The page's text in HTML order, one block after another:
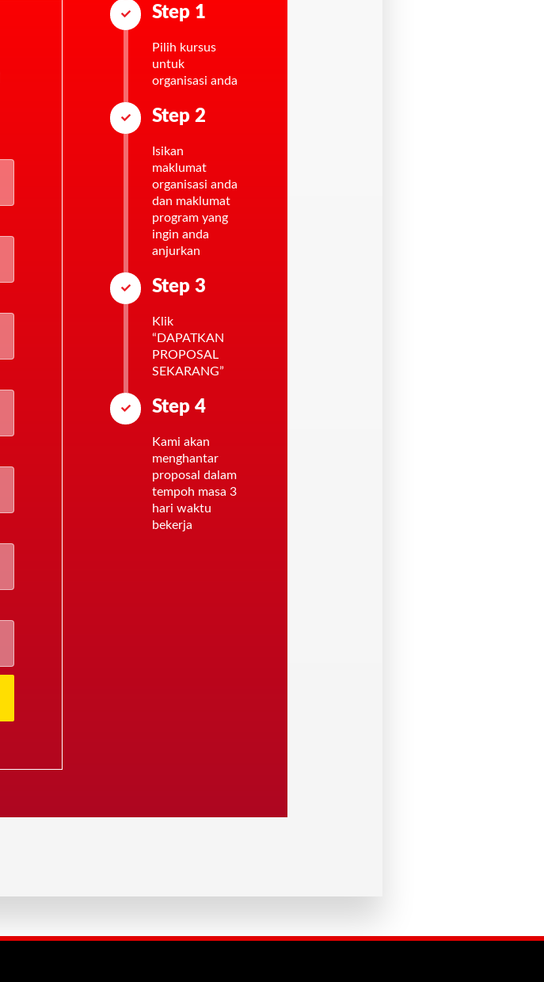
Step 1
Pilih kursus
untuk
organisasi anda
Step 2
Isikan
maklumat
organisasi anda
dan maklumat
program yang
ingin anda
anjurkan
Step 3
Klik
“DAPATKAN
PROPOSAL
SEKARANG”
Step 4
Kami akan
menghantar
proposal dalam
tempoh masa 3
hari waktu
bekerja